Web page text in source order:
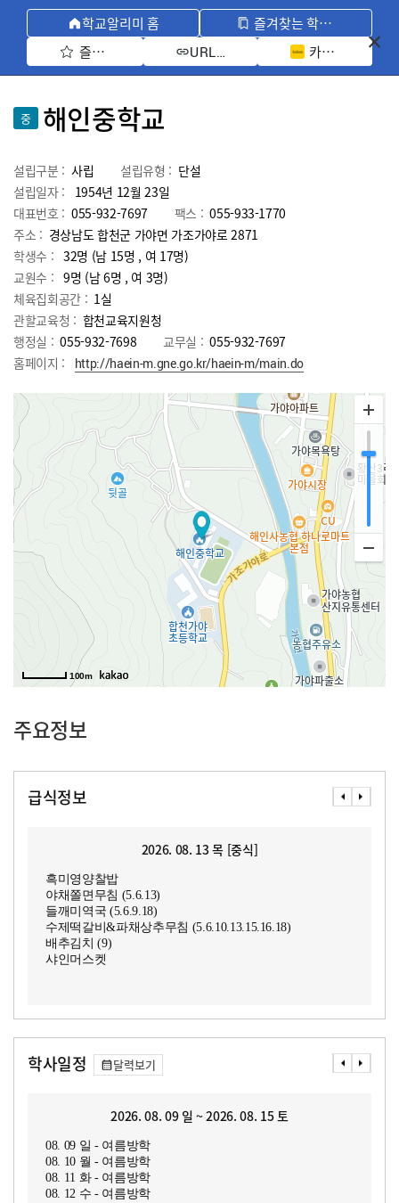
학교알리미 홈
즐겨찾는 학교 모아보기
즐겨찾기 선택
URL 복사 카카오톡 공유
중 해인중학교
설립구분 : 사립 설립유형 : 단설
설립일자 :
1954년 12월 23일
대표번호 : 055-932-7697 팩스 : 055-933-1770
주소 : 경상남도 합천군 가야면 가조가야로 2871
학생수 : 32명 (남 15명 , 여 17명)
교원수 : 9명 (남6명 , 여 3명)
체육집회공간 : 1실
관할교육청 : 합천교육지원청
행정실 : 055-932-7698 교무실 : 055-932-7697
홈페이지 :
http://haein-m.gne.go.kr/haein-m/main.do
100m
주요정보
급식정보
2026. 08. 13 목 [중식]
흑미영양찰밥
야채쫄면무침 (5.6.13)
들깨미역국 (5.6.9.18)
수제떡갈비&파채상추무침 (5.6.10.13.15.16.18)
배추김치 (9)
샤인머스켓
학사일정 달력보기
2026. 08. 09 일 ~ 2026. 08. 15 토
08. 09 일 - 여름방학
08. 10 월 - 여름방학
08. 11 화 - 여름방학
08. 12 수 - 여름방학